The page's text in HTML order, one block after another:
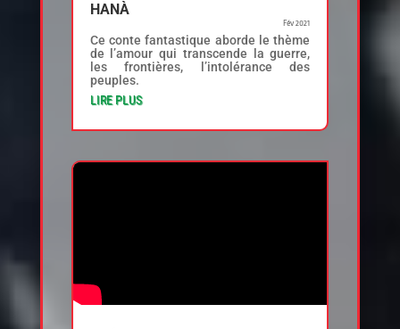
HANÀ
Fév 2021
Ce conte fantastique aborde le thème
de l’amour qui transcende la guerre,
les frontières, l’intolérance des
peuples.
LIRE PLUS